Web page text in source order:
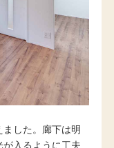
した。廊下は明
入るように工夫